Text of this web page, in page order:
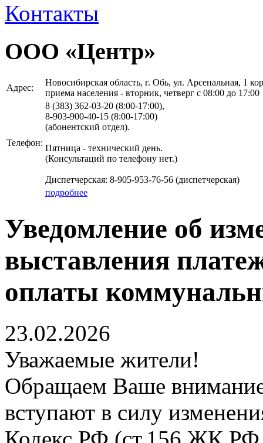
Контакты
ООО «Центр»
Адрес:
Новосибирская область, г. Обь, ул. Арсенальная, 1
приема населения - вторник, четверг с 08:00 до 17:00
Телефон:
8 (383) 362-03-20 (8:00-17:00),
8-903-900-40-15 (8:00-17:00)
(абонентский отдел).
Пятница - технический день.
(Консультаций по телефону нет.)
Диспетчерская: 8-905-953-76-56 (диспетчерская)
подробнее
Уведомление об
выставления
оплаты
23.02.2026
Уважаемые жители!
Обращаем Ваше
вступают в силу